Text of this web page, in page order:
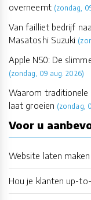
overneemt (zondag,
Van failliet bedrijf
Masatoshi Suzuki
Apple N50: De
(zondag, 09 aug. 2026)
Waarom traditionele
laat groeien (zondag,
Voor u
Website laten
Hou je klanten up-